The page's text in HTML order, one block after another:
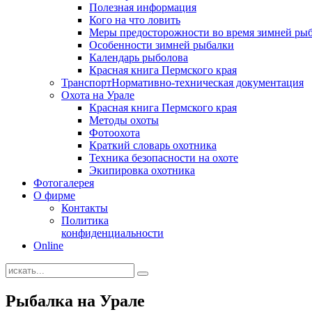
Полезная информация
Кого на что ловить
Меры предосторожности во время зимней
Особенности зимней рыбалки
Календарь рыболова
Красная книга Пермского края
ТранспортНормативно-техническая документация
Охота на Урале
Красная книга Пермского края
Методы охоты
Фотоохота
Краткий словарь охотника
Техника безопасности на охоте
Экипировка охотника
Фотогалерея
О фирме
Контакты
Политика
конфиденциальности
Online
Рыбалка на Урале